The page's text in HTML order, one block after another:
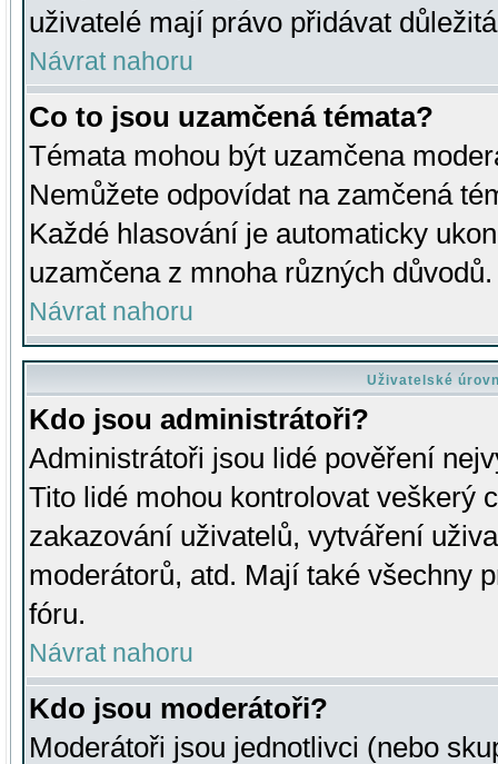
uživatelé mají právo přidávat
Návrat nahoru
Co to jsou uzamčená témata?
Témata mohou být uzamčena
Nemůžete odpovídat na zamčená
Každé hlasování je automaticky
uzamčena z mnoha různých důvodů.
Návrat nahoru
Uživatelské
Kdo jsou administrátoři?
Administrátoři jsou lidé pověření
Tito lidé mohou kontrolovat veškerý
zakazování uživatelů, vytváření
moderátorů, atd. Mají také všechny
fóru.
Návrat nahoru
Kdo jsou moderátoři?
Moderátoři jsou jednotlivci (nebo